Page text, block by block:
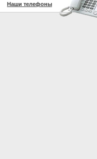
Наши телефоны